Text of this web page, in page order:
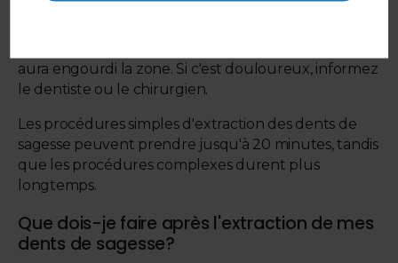
aura engourdi la zone. Si c'est douloureux, informez
le dentiste ou le chirurgien.
Les procédures simples d'extraction des dents de
sagesse peuvent prendre jusqu'à 20 minutes, tandis
que les procédures complexes durent plus
longtemps.
Que dois-je faire après l'extraction de mes
dents de sagesse?